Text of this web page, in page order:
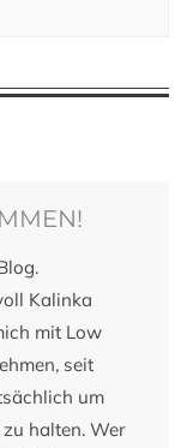
Kalinka
mit Low
seit
um
halten. Wer